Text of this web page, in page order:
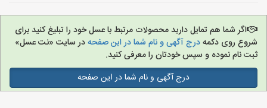
اگر شما هم تمایل دارید محصولات مرتبط با عسل خود را تبلیغ کنید برای
شروع روی دکمهدرج آگهی و نام شما در این صفحهدر سایت «نت عسل»
ثبت نام نموده و سپس خودتان را معرفی کنید.
درج آگهی و نام شما در این صفحه